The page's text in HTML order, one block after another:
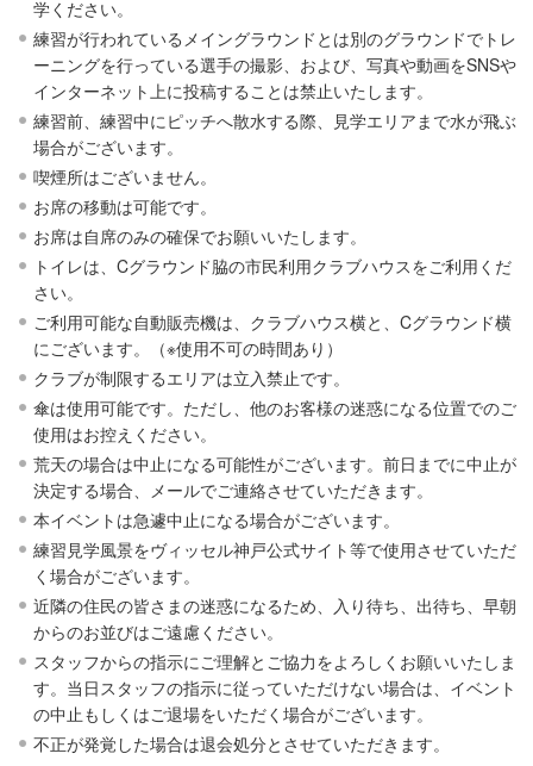
学ください。
練習が行われているメイングラウンドとは別のグラウンドでトレ
ーニングを行っている選手の撮影、および、写真や動画をSNSや
インターネット上に投稿することは禁止いたします。
練習前、練習中にピッチへ散水する際、見学エリアまで水が飛ぶ
場合がございます。
喫煙所はございません。
お席の移動は可能です。
お席は自席のみの確保でお願いいたします。
トイレは、Cグラウンド脇の市民利用クラブハウスをご利用くだ
さい。
ご利用可能な自動販売機は、クラブハウス横と、Cグラウンド横
にございます。（※使用不可の時間あり）
クラブが制限するエリアは立入禁止です。
傘は使用可能です。ただし、他のお客様の迷惑になる位置でのご
使用はお控えください。
荒天の場合は中止になる可能性がございます。前日までに中止が
決定する場合、メールでご連絡させていただきます。
本イベントは急遽中止になる場合がございます。
練習見学風景をヴィッセル神戸公式サイト等で使用させていただ
く場合がございます。
近隣の住民の皆さまの迷惑になるため、入り待ち、出待ち、早朝
からのお並びはご遠慮ください。
スタッフからの指示にご理解とご協力をよろしくお願いいたしま
す。当日スタッフの指示に従っていただけない場合は、イベント
の中止もしくはご退場をいただく場合がございます。
不正が発覚した場合は退会処分とさせていただきます。